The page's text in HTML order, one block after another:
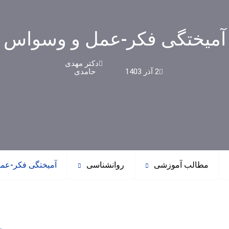
آمیختگی فکر-عمل و وسواس
2 آذر 1403
دکتر مهدی
حامدی
مطالب آموزشی روانشناسی آمیختگی فکر-